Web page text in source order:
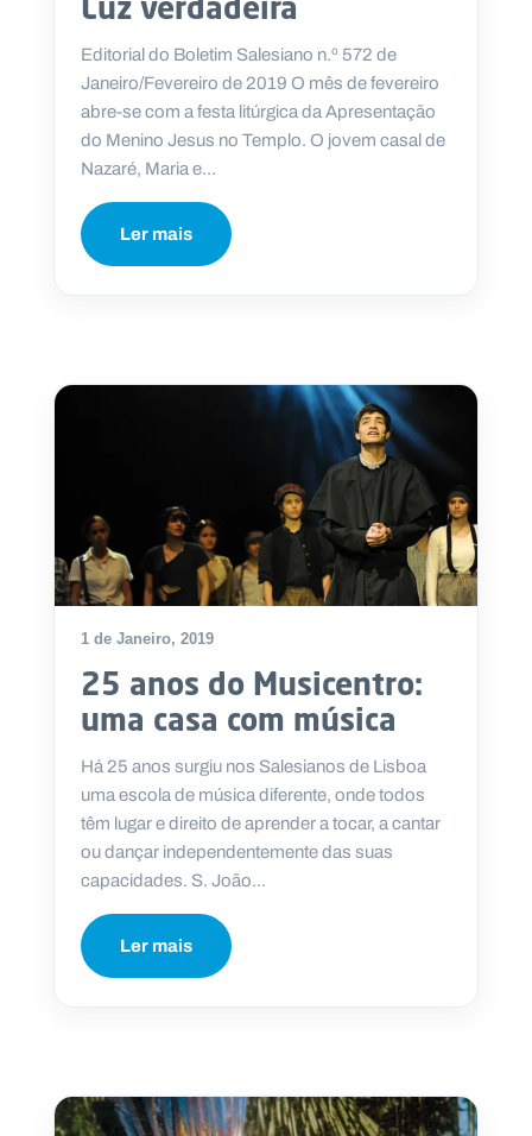
Editorial do Boletim Salesiano n.º 572 de
Janeiro/Fevereiro de 2019 O mês de fevereiro
abre-se com a festa litúrgica da Apresentação
do Menino Jesus no Templo. O jovem casal de
Nazaré, Maria e...
Ler mais
1 de Janeiro, 2019
25 anos do Musicentro:
uma casa com música
Há 25 anos surgiu nos Salesianos de Lisboa
uma escola de música diferente, onde todos
têm lugar e direito de aprender a tocar, a cantar
ou dançar independentemente das suas
capacidades. S. João...
Ler mais